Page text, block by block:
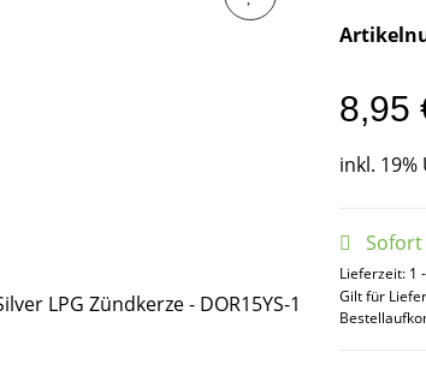
8,95
inkl. 19%
Lieferzeit: 1
Gilt für